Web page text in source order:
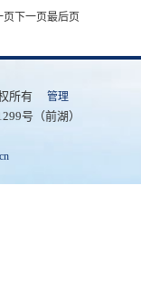
页 下一页最后页
所有 管理
号（前湖）